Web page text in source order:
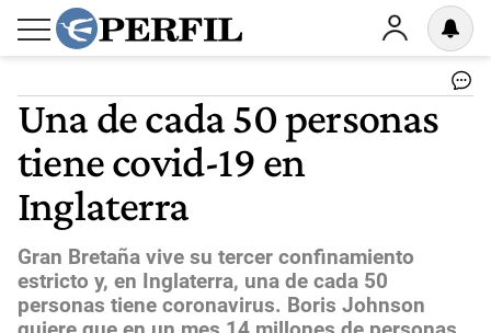
Una de cada 50 personas
tiene covid-19 en
Inglaterra
Gran Bretaña vive su tercer confinamiento
estricto y, en Inglaterra, una de cada 50
personas tiene coronavirus. Boris Johnson